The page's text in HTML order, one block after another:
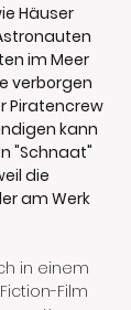
Häuser
im Meer
verborgen
Piratencrew
kann
"Schnaat"
die
am Werk
in einem
Film